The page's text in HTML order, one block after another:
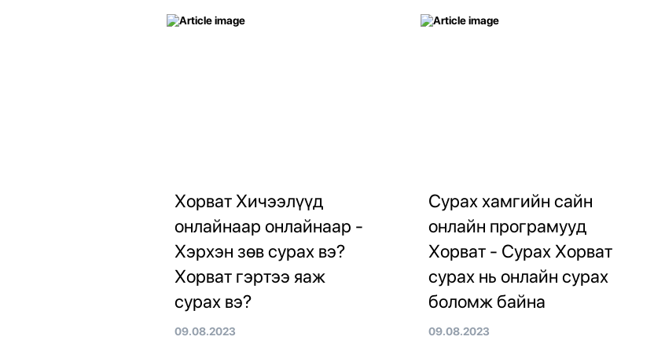
Хорват Хичээлүүд
онлайнаар онлайнаар -
Хэрхэн зөв сурах вэ?
Хорват гэртээ яаж
сурах вэ?
09.08.2023
Сурах хамгийн сайн
онлайн програмууд
Хорват - Сурах Хорват
сурах нь онлайн сурах
боломж байна
09.08.2023